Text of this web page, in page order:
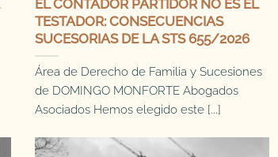
EL CONTADOR PARTIDOR NO ES EL
TESTADOR: CONSECUENCIAS
SUCESORIAS DE LA STS 655/2026
Área de Derecho de Familia y Sucesiones
de DOMINGO MONFORTE Abogados
Asociados Hemos elegido este [...]